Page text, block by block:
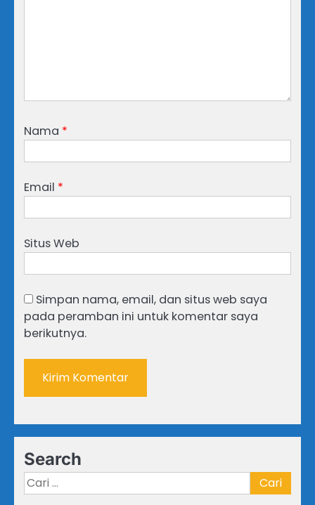
Nama *
Email *
Situs Web
Simpan nama, email, dan situs web saya
pada peramban ini untuk komentar saya
berikutnya.
Search
Cari
untuk: